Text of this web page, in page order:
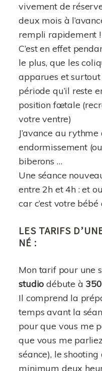
vivement de
deux mois à
rempli rapidement !
C’est en effet
le plus, que les
apparues et surtout
période qu’il reste
position fœtale
votre ventre)
J’avance au
endormissement
biberons …
Une séance
entre 2h et 4h : et
car c’est votre
LES TARIFS
NÉ :
Mon tarif pour une s
studio débute à 350
Il comprend la
temps avant la
pour que vous me
que vous me
séance), le
minimum deux